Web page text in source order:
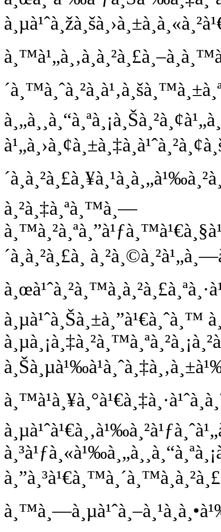
à¸²à¸‡à¸ªà¸™à¸—
´à¸à¸²à¸£à¸
à¸µà¹ˆà¸Šà¸±à¸”à¹€à¸ˆà¸™